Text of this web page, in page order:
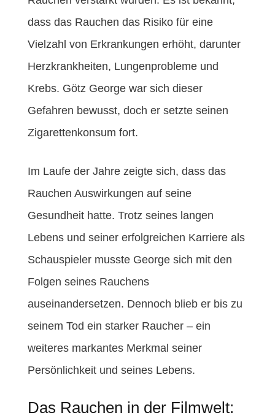
dass das Rauchen das Risiko für eine
Vielzahl von Erkrankungen erhöht, darunter
Herzkrankheiten, Lungenprobleme und
Krebs. Götz George war sich dieser
Gefahren bewusst, doch er setzte seinen
Zigarettenkonsum fort.
Im Laufe der Jahre zeigte sich, dass das
Rauchen Auswirkungen auf seine
Gesundheit hatte. Trotz seines langen
Lebens und seiner erfolgreichen Karriere als
Schauspieler musste George sich mit den
Folgen seines Rauchens
auseinandersetzen. Dennoch blieb er bis zu
seinem Tod ein starker Raucher – ein
weiteres markantes Merkmal seiner
Persönlichkeit und seines Lebens.
Das Rauchen in der Filmwelt: